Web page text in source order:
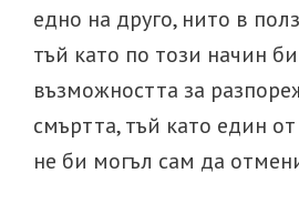
едно на друго, нито в
тъй като по този начин
възможността за
смъртта, тъй като един
не би могъл сам да